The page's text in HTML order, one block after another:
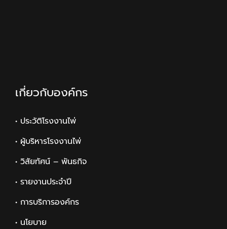
เกี่ยวกับองค์กร
• ประวัติโรงงานไพ่
• ผู้บริหารโรงงานไพ่
• วิสัยทัศน์ – พันธกิจ
• รายงานประจำปี
• การบริการองค์กร
• นโยบาย